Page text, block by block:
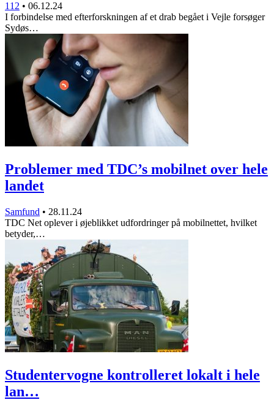
112 • 06.12.24
I forbindelse med efterforskningen af et drab begået i Vejle forsøger
Sydøs…
Problemer med TDC’s mobilnet over hele
landet
Samfund • 28.11.24
TDC Net oplever i øjeblikket udfordringer på mobilnettet, hvilket
betyder,…
Studentervogne kontrolleret lokalt i hele
lan…